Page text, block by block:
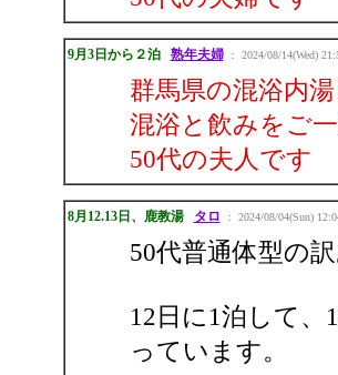
9月3日から２泊 熟年夫婦： 2024/08/14(Wed)
群馬県の混浴内
混浴と飲みをご
50代の夫人です
8月12.13日、鹿教湯 タロ ： 2024/08/04(Sun)
50代普通体型の
12日に1泊して
っています。